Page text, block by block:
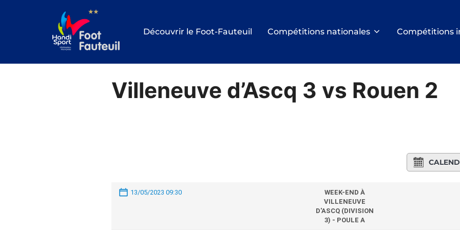
Découvrir le Foot-Fauteuil Compétitions nationales Compétitions
Villeneuve d’Ascq 3 vs Rouen 2
13/05/2023 09:30
WEEK-END À
VILLENEUVE
D'ASCQ (DIVISION
3) - POULE A